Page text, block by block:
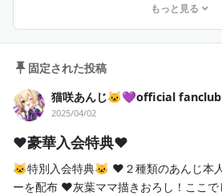
୧･･･････････････････････････････
････････････････୨୧
YouTube
https://www.youtube.com/
X(旧Twitter)
https://twitter.com/Nekosaki_anji
TikTok
https://www.tiktok.com/
BOOTH
もっと見る
固定された投稿
猫咲あんじ🐱💜official fanclub
2025/04/02
♥豪華入会特典♥
🐱特別入会特典🐱 ♥２種類のあんじ本
ーを配布 ♥灰葉ママ描きおろし！ここ